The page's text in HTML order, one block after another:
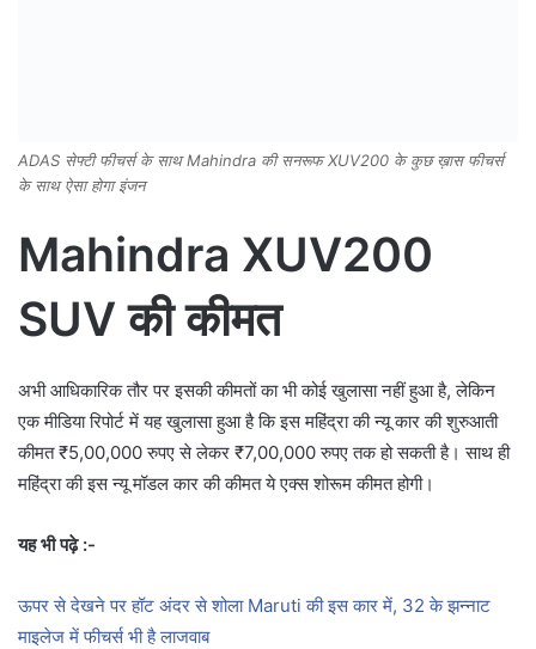
ADAS सेफ्टी फीचर्स के साथ Mahindra की सनरूफ XUV200 के कुछ ख़ास फीचर्स
के साथ ऐसा होगा इंजन
Mahindra XUV200
SUV की कीमत
अभी आधिकारिक तौर पर इसकी कीमतों का भी कोई खुलासा नहीं हुआ है, लेकिन
एक मीडिया रिपोर्ट में यह खुलासा हुआ है कि इस महिंद्रा की न्यू कार की शुरुआती
कीमत ₹5,00,000 रुपए से लेकर ₹7,00,000 रुपए तक हो सकती है। साथ ही
महिंद्रा की इस न्यू मॉडल कार की कीमत ये एक्स शोरूम कीमत होगी।
यह भी पढ़े :-
ऊपर से देखने पर हॉट अंदर से शोला Maruti की इस कार में, 32 के झन्नाट
माइलेज में फीचर्स भी है लाजवाब